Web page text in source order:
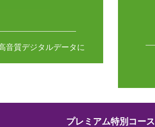
音質デジタルデータに
プレミアム特別コース